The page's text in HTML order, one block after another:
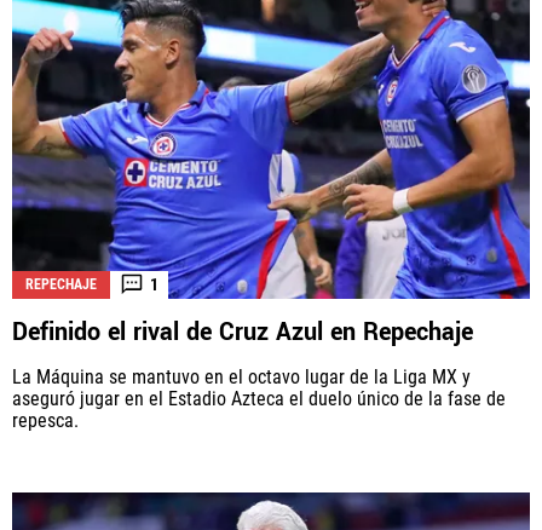
REPECHAJE 1
Definido el rival de Cruz Azul en Repechaje
La Máquina se mantuvo en el octavo lugar de la Liga MX y
aseguró jugar en el Estadio Azteca el duelo único de la fase de
repesca.